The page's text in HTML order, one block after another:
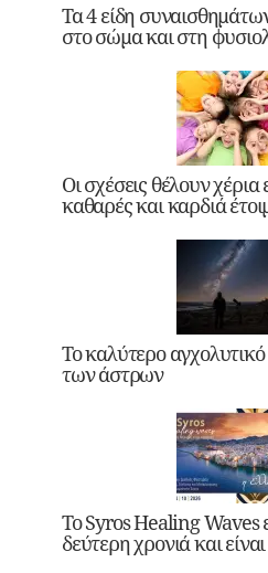
Τα 4 είδη
στο σώμα και στη
Οι σχέσεις θέλουν
καθαρές και καρδιά
Το καλύτερο
των άστρων
Το Syros Healing Waves
δεύτερη χρονιά και